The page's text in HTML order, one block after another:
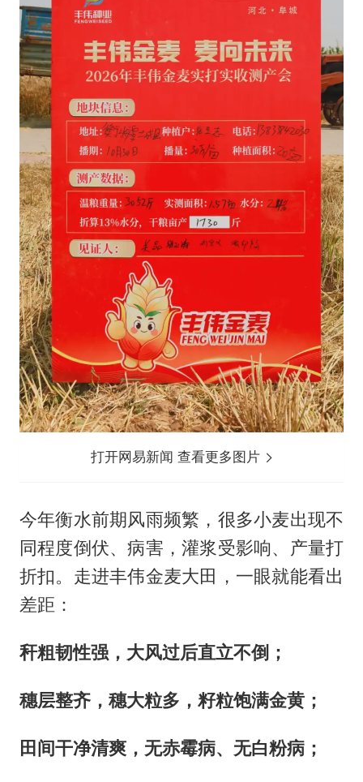
打开网易新闻 查看更多图片
今年衡水前期风雨频繁，很多小麦出现不
同程度倒伏、病害，灌浆受影响、产量打
折扣。走进丰伟金麦大田，一眼就能看出
差距：
秆粗韧性强，大风过后直立不倒；
穗层整齐，穗大粒多，籽粒饱满金黄；
田间干净清爽，无赤霉病、无白粉病；